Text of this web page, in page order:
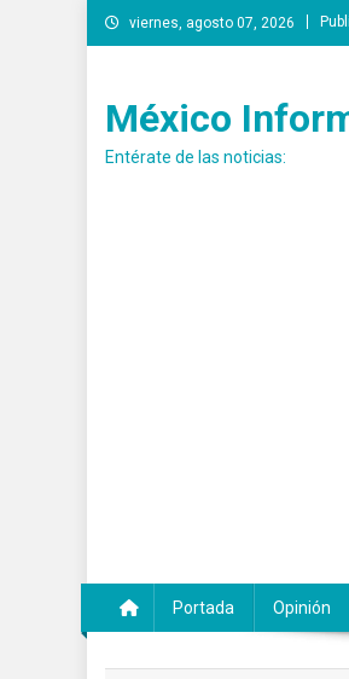
Saltar
al
viernes, agosto 07, 2026
México
Entérate de las noticias:
Portada Opinión